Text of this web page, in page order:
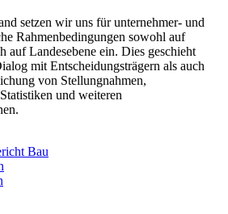
setzen wir uns für unternehmer- und
Rahmenbedingungen sowohl auf
auf Landesebene ein. Dies geschieht
mit Entscheidungsträgern als auch
von Stellungnahmen,
und weiteren
Bau